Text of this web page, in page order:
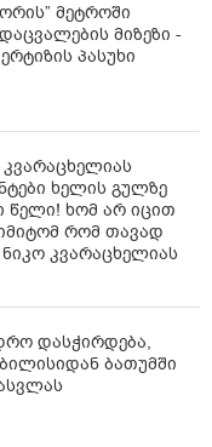
მეტროში
მიზეზი -
პასუხი
კვარაცხელიას
ხელის გულზე
წელი! ხომ არ იცით
რომ თავად
ნიკო კვარაცხელიას
დასჭირდება,
ბათუმში